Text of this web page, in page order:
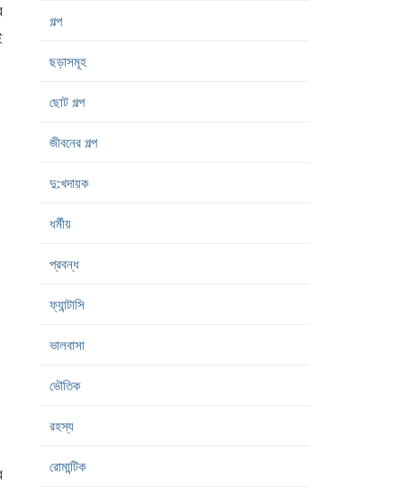
গল্প
ছড়াসমূহ
ছোট গল্প
জীবনের গল্প
দু:খদায়ক
ধর্মীয়
প্রবন্ধ
ফ্যান্টাসি
ভালবাসা
ভৌতিক
রহস্য
রোমান্টিক